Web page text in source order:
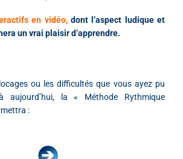
en vidéo, dont l’aspect ludique et
un vrai plaisir d’apprendre.
ou les difficultés que vous ayez pu
aujourd’hui, la « Méthode Rythmique
: